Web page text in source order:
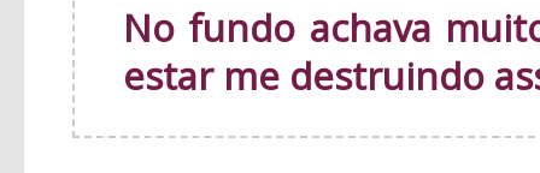
No fundo achava
estar me destruindo